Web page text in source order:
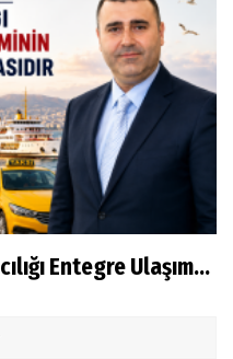
Entegre Ulaşım...